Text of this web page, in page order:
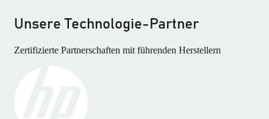
Unsere Technologie-Partner
Zertifizierte Partnerschaften mit führenden Herstellern